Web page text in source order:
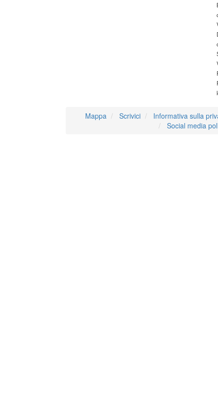
Mappa Scrivici
Informativa sulla
Social media